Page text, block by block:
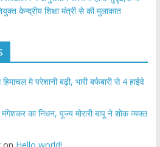
केन्द्रीय शिक्षा मंत्री से की मुलाकात
मे परेशानी बढ़ी, भारी बर्फबारी से 4 हाईवे
का निधन, पूज्य मोरारी बापू ने शोक व्यक्त
on Hello world!